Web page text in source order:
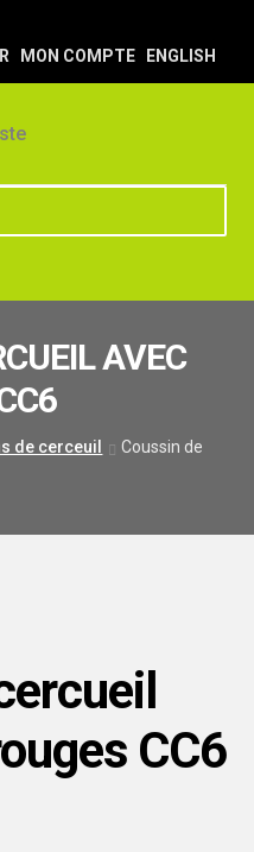
MON COMPTE ENGLISH
AVEC
de cerceuil
Coussin de
CC6